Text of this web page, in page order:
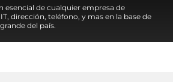
esencial de cualquier empresa de
dirección, teléfono, y mas en la base de
del país.